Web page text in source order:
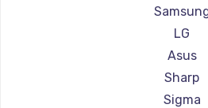
LG
Asus
Sharp
Sigma